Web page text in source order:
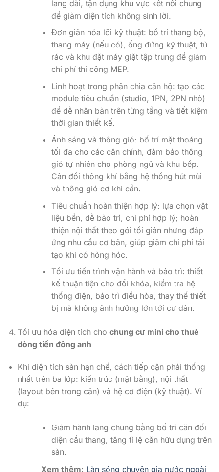
lang dài, tận dụng khu vực kết nối chung
để giảm diện tích không sinh lời.
Đơn giản hóa lõi kỹ thuật: bố trí thang bộ,
thang máy (nếu có), ống đứng kỹ thuật, tủ
rác và khu đặt máy giặt tập trung để giảm
chi phí thi công MEP.
Linh hoạt trong phân chia căn hộ: tạo các
module tiêu chuẩn (studio, 1PN, 2PN nhỏ)
để dễ nhân bản trên từng tầng và tiết kiệm
thời gian thiết kế.
Ánh sáng và thông gió: bố trí mặt thoáng
tối đa cho các căn chính, đảm bảo thông
gió tự nhiên cho phòng ngủ và khu bếp.
Cân đối thông khí bằng hệ thống hút mùi
và thông gió cơ khi cần.
Tiêu chuẩn hoàn thiện hợp lý: lựa chọn vật
liệu bền, dễ bảo trì, chi phí hợp lý; hoàn
thiện nội thất theo gói tối giản nhưng đáp
ứng nhu cầu cơ bản, giúp giảm chi phí tái
tạo khi có hỏng hóc.
Tối ưu tiến trình vận hành và bảo trì: thiết
kế thuận tiện cho đổi khóa, kiểm tra hệ
thống điện, bảo trì điều hòa, thay thế thiết
bị mà không ảnh hưởng lớn tới cư dân.
Tối ưu hóa diện tích cho chung cư mini cho thuê
dòng tiền đông anh
Khi diện tích sàn hạn chế, cách tiếp cận phải thống
nhất trên ba lớp: kiến trúc (mặt bằng), nội thất
(layout bên trong căn) và hệ cơ điện (kỹ thuật). Ví
dụ:
Giảm hành lang chung bằng bố trí căn đối
diện cầu thang, tăng tỉ lệ căn hữu dụng trên
sàn.
Xem thêm: Làn sóng chuyên gia nước ngoài